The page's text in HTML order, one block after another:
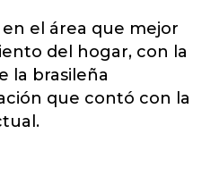
el área que mejor
del hogar, con la
la brasileña
que contó con la